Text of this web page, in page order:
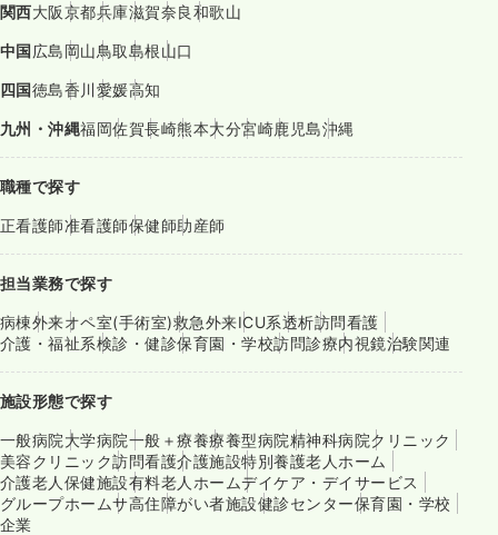
関西大阪京都兵庫滋賀奈良和歌山
中国広島岡山鳥取島根山口
四国徳島香川愛媛高知
九州・沖縄福岡佐賀長崎熊本大分宮崎鹿児島沖縄
職種で探す
正看護師准看護師保健師助産師
担当業務で探す
病棟外来オペ室(手術室)救急外来ICU系透析訪問看護
介護・福祉系検診・健診保育園・学校訪問診療内視鏡治験関連
施設形態で探す
一般病院大学病院一般＋療養療養型病院精神科病院クリニック
美容クリニック訪問看護介護施設特別養護老人ホーム
介護老人保健施設有料老人ホームデイケア・デイサービス
グループホームサ高住障がい者施設健診センター保育園・学校
企業